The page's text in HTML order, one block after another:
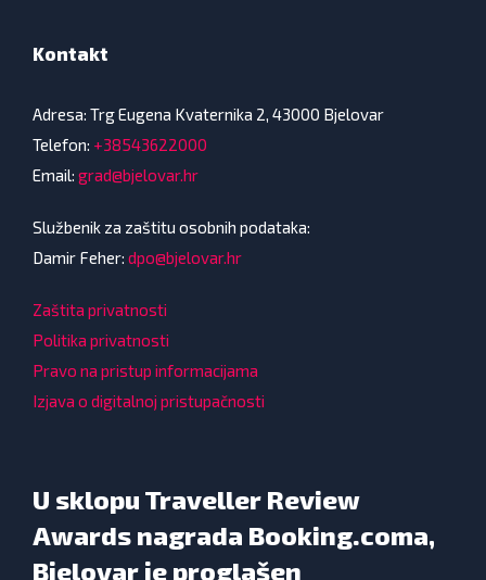
Kontakt
Adresa: Trg Eugena Kvaternika 2, 43000 Bjelovar
Telefon: +38543622000
Email: grad@bjelovar.hr
Službenik za zaštitu osobnih podataka:
Damir Feher: dpo@bjelovar.hr
Zaštita privatnosti
Politika privatnosti
Pravo na pristup informacijama
Izjava o digitalnoj pristupačnosti
U sklopu Traveller Review
Awards nagrada Booking.coma,
Bjelovar je proglašen